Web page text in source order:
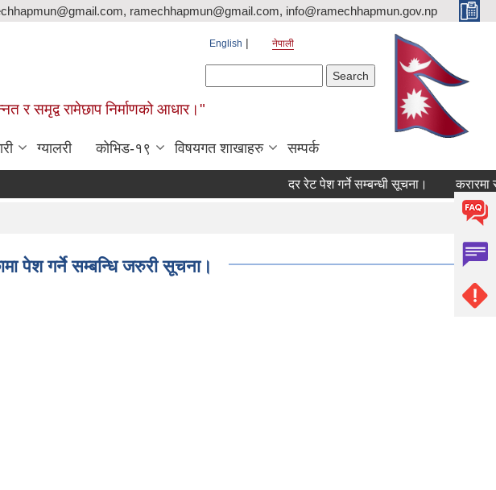
ramechhapmun@gmail.com, info@ramechhapmun.gov.np
र समृद्व रामेछाप निर्माणको आधार।"
English नेपाली
ग्यालरी कोभिड-१९ विषयगत शाखाहरु सम्पर्क
दर रेट पेश गर्ने सम्बन्धी सूचना। करारमा सेवामा
पेश गर्ने सम्बन्धि जरुरी सूचना।